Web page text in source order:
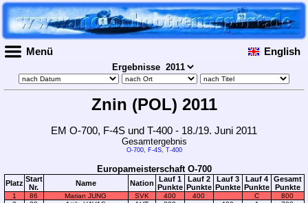
Menü English
Ergebnisse
Znin (POL) 2011
EM O-700, F-4S und T-400 - 18./19. Juni 2011
Gesamtergebnis
O-700, F-4S, T-400
Europameisterschaft O-700
Platz Start
Nr.
Name Nation
Lauf 1
Punkte
Lauf 2
Punkte
Lauf 3
Punkte
Lauf 4
Punkte
Gesamt
Punkte
1 86 Marian JUNG SVK 400 400 C
800